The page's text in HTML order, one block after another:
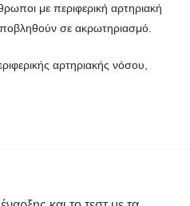
με περιφερική αρτηριακή
σε ακρωτηριασμό.
αρτηριακής νόσου,